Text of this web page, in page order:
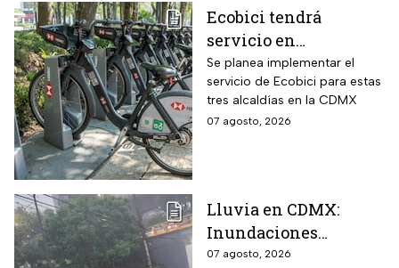
Ecobici tendrá
servicio en
Iztapalapa, Tlalpan e
Iztacalco; preparan
nuevas estaciones
Se planea implementar el
servicio de Ecobici para estas
tres alcaldías en la CDMX
07 agosto, 2026
Lluvia en CDMX:
Inundaciones
colapsan Periférico
07 agosto, 2026